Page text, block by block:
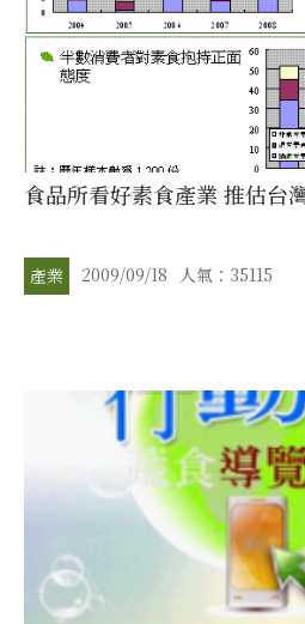
食品所看好素食產業 推估台
產業 2009/09/18 人氣：35115